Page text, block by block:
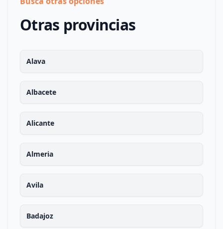
Otras provincias
Alava
Albacete
Alicante
Almeria
Avila
Badajoz